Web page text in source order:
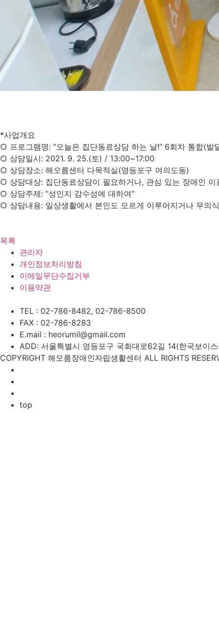
*사업개요
○ 프로그램명: “오늘은 집단동료상담 하는 날!” 6회차 통합(발
○ 상담일시: 2021. 9. 25.(토) / 13:00~17:00
○ 상담장소: 해오름센터 다목적실(영등포구 여의도동)
○ 상담대상: 집단동료상담이 필요하거나, 관심 있는 장애인
○ 상담주제: “성인지 감수성에 대하여”
○ 상담내용: 일상생활에서 본인도 모르게 이루어지거나 무의
목록
관리자
개인정보처리방침
이메일무단수집거부
이용약관
TEL : 02-786-8482, 02-786-8500
FAX : 02-786-8283
E.mail : heorumil@gmail.com
ADD: 서울특별시 영등포구 국회대로62길 14(한국보이
COPYRIGHT 해오름장애인자립생활센터 ALL RIGHTS
top